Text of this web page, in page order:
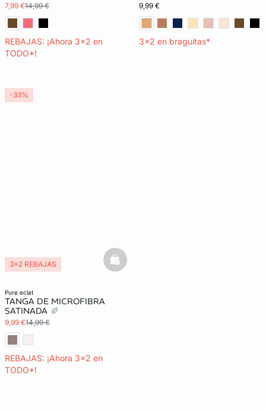
7,99 €14,99 €
REBAJAS: ¡Ahora 3x2 en
TODO*!
9,99 €
3x2 en braguitas*
pure eclat
TANGA DE MICROFIBRA
SATINADA
9,99 €14,99 €
REBAJAS: ¡Ahora 3x2 en
TODO*!
3x2 REBAJAS
basketfull
-33%